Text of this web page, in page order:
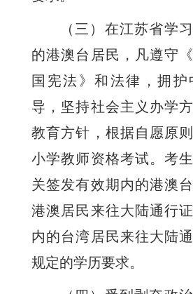
（三）在江苏省学
的港澳台居民，凡遵守
国宪法》和法律，拥护
导，坚持社会主义办学
教育方针，根据自愿原
小学教师资格考试。考
关签发有效期内的港澳
港澳居民来往大陆通行
内的台湾居民来往大陆
规定的学历要求。